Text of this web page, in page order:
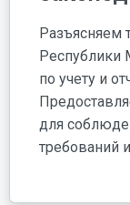
Разъясняем
Республики
по учету и
для
требований